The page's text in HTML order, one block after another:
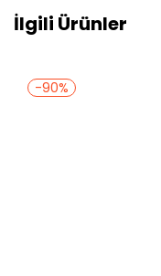
İlgili Ürünler
-90%